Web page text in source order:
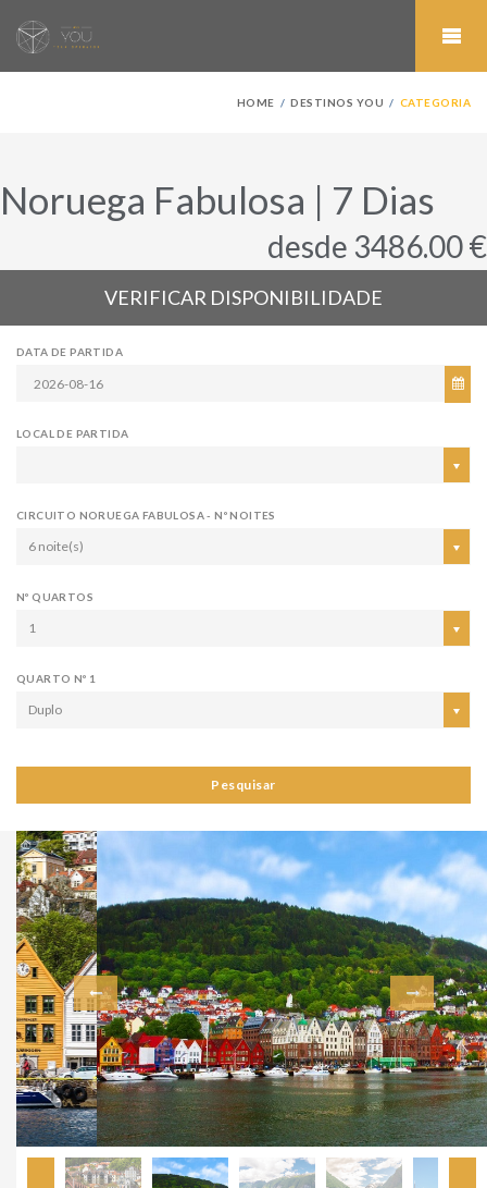
HOME DESTINOS YOU CATEGORIA
Noruega Fabulosa | 7 Dias
desde 3486.00 €
VERIFICAR DISPONIBILIDADE
DATA DE PARTIDA
LOCAL DE PARTIDA
CIRCUITO NORUEGA FABULOSA - Nº NOITES
6 noite(s)
Nº QUARTOS
1
QUARTO Nº 1
Duplo
Pesquisar